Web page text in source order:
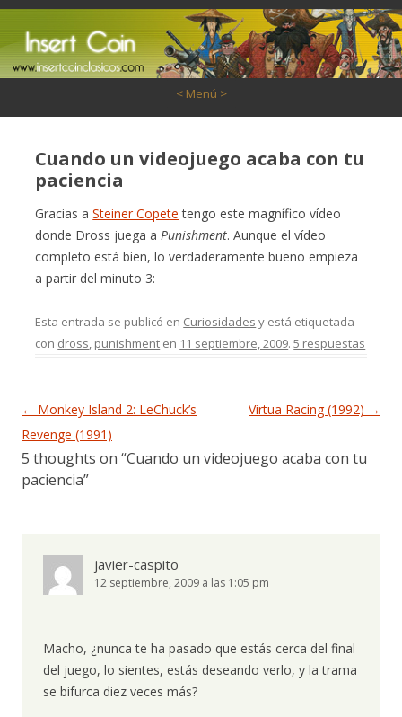
< Menú >
Cuando un videojuego acaba con tu
paciencia
Gracias aSteiner Copete tengo este magnífico vídeo
donde Dross juega a Punishment. Aunque el vídeo
completo está bien, lo verdaderamente bueno empieza
a partir del minuto 3:
Esta entrada se publicó en Curiosidades y está etiquetada
con dross, punishment en 11 septiembre, 2009.5 respuestas
Navegación de entradas
← Monkey Island 2: LeChuck’s
Revenge (1991)
Virtua Racing (1992) →
5 thoughts on “Cuando un videojuego acaba con tu
paciencia”
javier-caspito
12 septiembre, 2009 a las 1:05 pm
Macho, ¿nunca te ha pasado que estás cerca del final
del juego, lo sientes, estás deseando verlo, y la trama
se bifurca diez veces más?